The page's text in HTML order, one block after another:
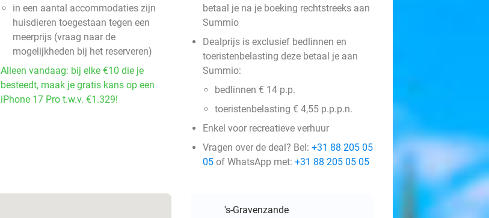
in een aantal accommodaties zijn
huisdieren toegestaan tegen een
meerprijs (vraag naar de
mogelijkheden bij het reserveren)
Alleen vandaag: bij elke €10 die je
besteedt, maak je gratis kans op een
iPhone 17 Pro t.w.v. €1.329!
betaal je na je boeking rechtstreeks aan
Summio
Dealprijs is exclusief bedlinnen en
toeristenbelasting deze betaal je aan
Summio:
bedlinnen € 14 p.p.
toeristenbelasting € 4,55 p.p.p.n.
Enkel voor recreatieve verhuur
Vragen over de deal? Bel: +31 88 205 05
05 of WhatsApp met: +31 88 205 05 05
's-Gravenzande